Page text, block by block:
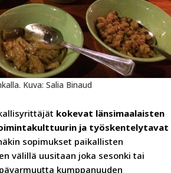
Kuva: Salia Binaud
kokevat länsimaalaisten
ja työskentelytavat
sopimukset paikallisten
välillä uusitaan joka sesonki tai
kumppanuuden